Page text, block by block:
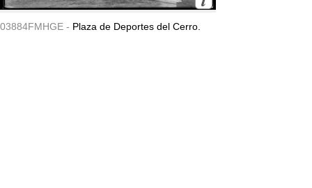
03884FMHGE - Plaza de Deportes del Cerro.